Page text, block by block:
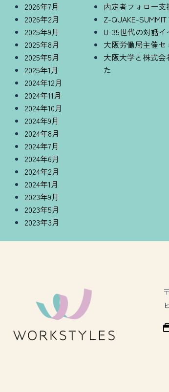
2026年7月
2026年2月
2025年9月
2025年8月
2025年5月
2025年1月
2024年12月
2024年11月
2024年10月
2024年9月
2024年8月
2024年7月
2024年6月
2024年2月
2024年1月
2023年9月
2023年5月
2023年3月
内定者フォロー
Z-QUAKE-
U-35世代の対話イ
大阪労働局主催
大阪大学と株式
た